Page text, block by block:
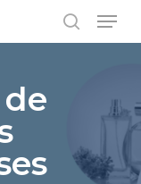
search